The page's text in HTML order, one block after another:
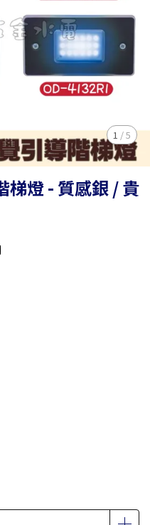
1 /5
梯燈 - 質感銀 / 貴